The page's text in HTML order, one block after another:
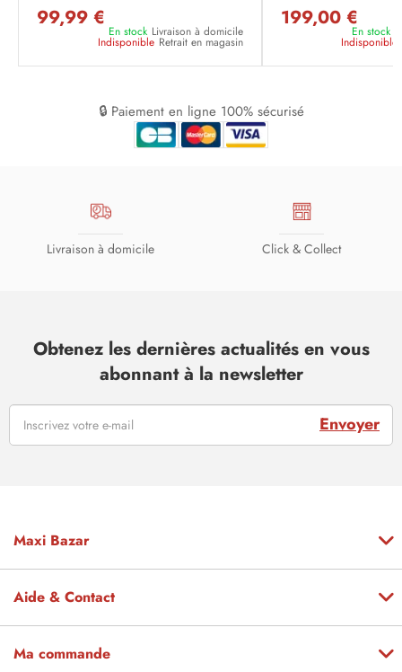
99,99 €
En stock Livraison à domicile
Indisponible Retrait en magasin
199,00 €
En stock
Indisponible
🔒 Paiement en ligne 100% sécurisé
Livraison à domicile Click & Collect
Obtenez les dernières actualités en vous
abonnant à la newsletter
Envoyer
Maxi Bazar
Aide & Contact
Ma commande